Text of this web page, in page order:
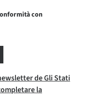
con
de Gli Stati
la